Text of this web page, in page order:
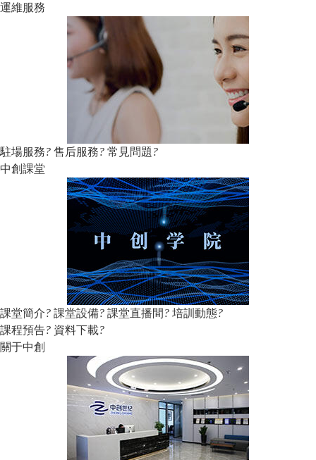
運維服務
駐場服務? 售后服務? 常見問題 ?
中創課堂
課堂簡介? 課堂設備? 課堂直播間 ? 培訓動態?
課程預告? 資料下載?
關于中創